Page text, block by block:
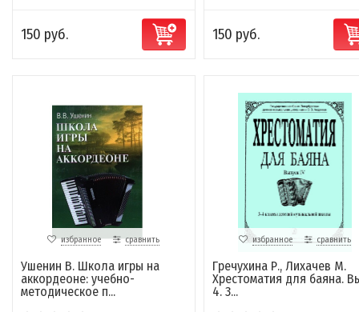
150 руб. 150 руб.
избранное сравнить
Ушенин В. Школа игры на
аккордеоне: учебно-
методическое п...
избранное сравнить
Гречухина Р., Лихачев М.
Хрестоматия для баяна.
4. 3...